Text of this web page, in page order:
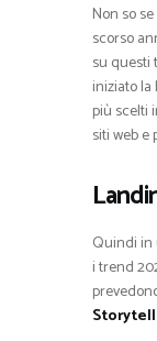
Non so
scorso
su questi
iniziato
più scelti
siti web e
Quindi in
i trend